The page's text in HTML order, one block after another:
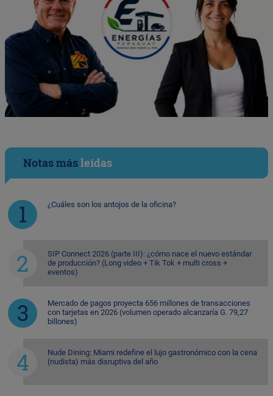
Notas másleídas
¿Cuáles son los antojos de la oficina?
SIP Connect 2026 (parte III): ¿cómo nace el nuevo estándar
de producción? (Long video + Tik Tok + multi cross +
eventos)
Mercado de pagos proyecta 656 millones de transacciones
con tarjetas en 2026 (volumen operado alcanzaría G. 79,27
billones)
Nude Dining: Miami redefine el lujo gastronómico con la cena
(nudista) más disruptiva del año